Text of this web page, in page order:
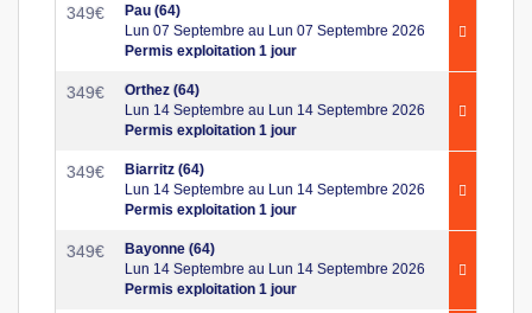
349€
Pau (64)
Lun 07 Septembre au Lun 07 Septembre 2026
Permis exploitation 1 jour
349€
Orthez (64)
Lun 14 Septembre au Lun 14 Septembre 2026
Permis exploitation 1 jour
349€
Biarritz (64)
Lun 14 Septembre au Lun 14 Septembre 2026
Permis exploitation 1 jour
349€
Bayonne (64)
Lun 14 Septembre au Lun 14 Septembre 2026
Permis exploitation 1 jour